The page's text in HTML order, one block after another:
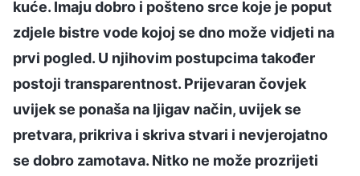
kuće. Imaju dobro i pošteno srce koje je poput
zdjele bistre vode kojoj se dno može vidjeti na
prvi pogled. U njihovim postupcima također
postoji transparentnost. Prijevaran čovjek
uvijek se ponaša na ljigav način, uvijek se
pretvara, prikriva i skriva stvari i nevjerojatno
se dobro zamotava. Nitko ne može prozrijeti